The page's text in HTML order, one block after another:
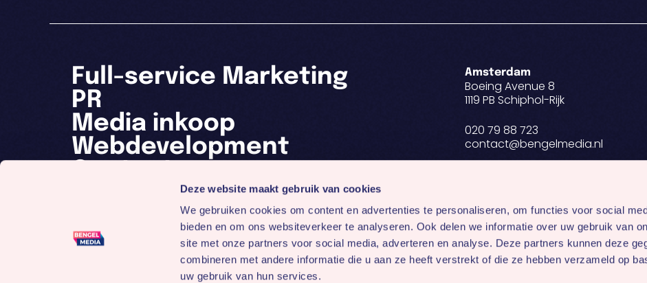
Deze website maakt gebruik van cookies
We gebruiken cookies om content en advertenties te personaliseren, om functies voor social
bieden en om ons websiteverkeer te analyseren. Ook delen we informatie over uw gebruik van
site met onze partners voor social media, adverteren en analyse. Deze partners kunnen deze
combineren met andere informatie die u aan ze heeft verstrekt of die ze hebben verzameld op
uw gebruik van hun services.
Full-service Marketing
PR
Media inkoop
Webdevelopment
Amsterdam
Boeing Avenue 8
1119 PB Schiphol-Rijk
020 79 88 723
contact@bengelmedia.nl
Volg ons op: